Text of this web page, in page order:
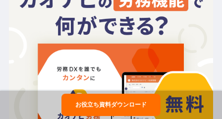
お役立ち資料ダウンロード